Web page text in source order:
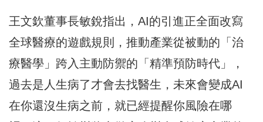
王文欽董事長敏銳指出，AI的引進正全面改寫
全球醫療的遊戲規則，推動產業從被動的「治
療醫學」跨入主動防禦的「精準預防時代」，
過去是人生病了才會去找醫生，未來會變成AI
在你還沒生病之前，就已經提醒你風險在哪